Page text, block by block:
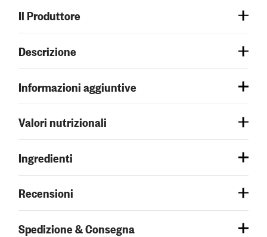
Il Produttore
Descrizione
Informazioni aggiuntive
Valori nutrizionali
Ingredienti
Recensioni
Spedizione & Consegna